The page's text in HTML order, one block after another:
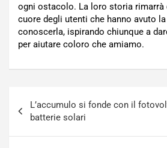
ogni ostacolo. La loro storia rimarrà
cuore degli utenti che hanno avuto
conoscerla, ispirando chiunque a
per aiutare coloro che amiamo.
articoli
L’accumulo si fonde con il
batterie solari